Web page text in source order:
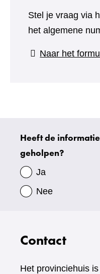
Stel je vraag via
het algemene
Naar het
Uw
gegevens
Heeft de
geholpen?
Ja
Nee
Contact
Het provinciehuis